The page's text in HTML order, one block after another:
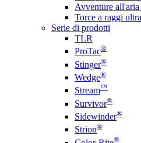
Avventure all'aria
Torce a raggi
Serie di prodotti
TLR
ProTac®
Stinger®
Wedge®
Stream™
Survivor®
Sidewinder®
Strion®
®